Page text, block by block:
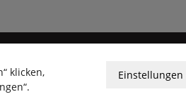
klicken,
Einstellungen